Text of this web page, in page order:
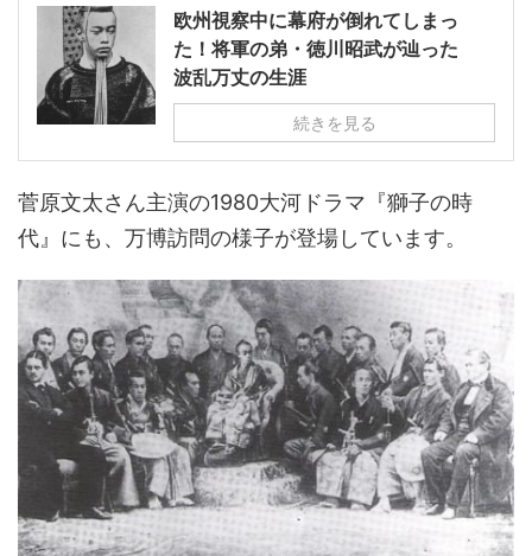
欧州視察中に幕府が倒れてしまっ
た！将軍の弟・徳川昭武が辿った
波乱万丈の生涯
続きを見る
菅原文太さん主演の1980大河ドラマ『獅子の時
代』にも、万博訪問の様子が登場しています。